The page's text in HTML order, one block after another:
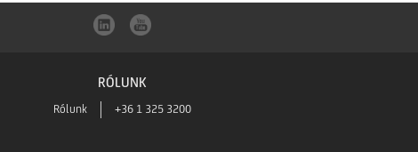
RÓLUNK
Rólunk +36 1 325 3200